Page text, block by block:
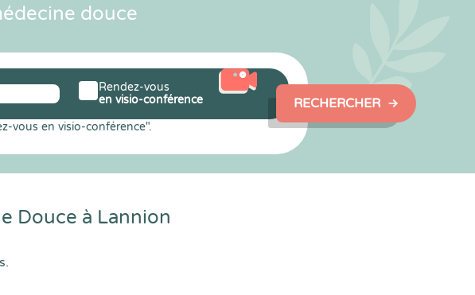
douce
vous en visio-conférence".
Rendez-vous
en visio-conférence
RECHERCHER
Douce à Lannion